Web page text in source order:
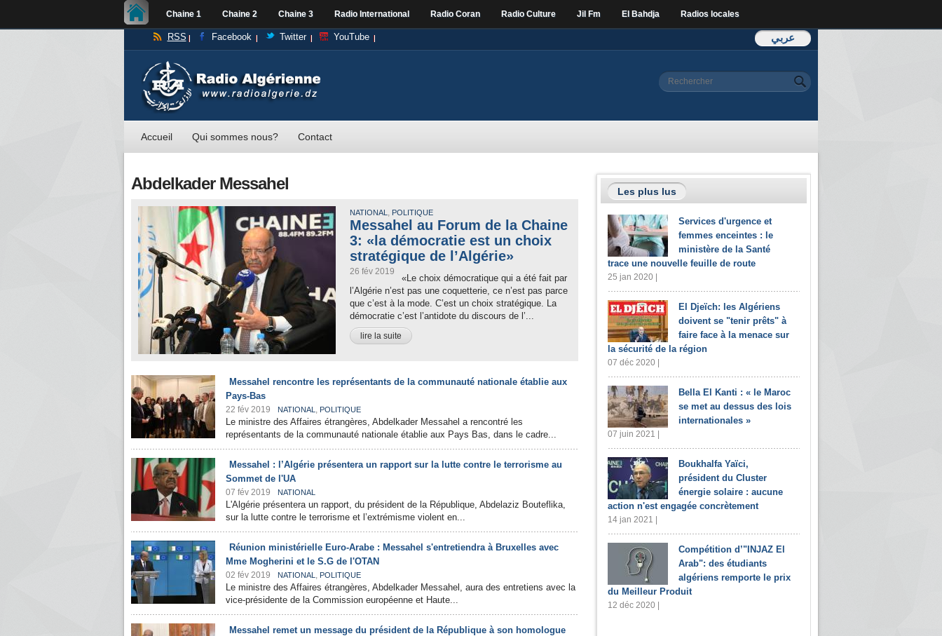
Chaine 1 Chaine 2 Chaine 3 Radio International Radio Coran Radio Culture Jil Fm El Bahdja Radios locales
عربي RSS Facebook Twitter YouTube
Formulaire de
Rechercher
Accueil Qui sommes nous? Contact
Abdelkader Messahel
NATIONAL , POLITIQUE
Messahel au Forum de la Chaine
3: «la démocratie est un choix
stratégique de l’Algérie»
26 fév 2019
«Le choix démocratique qui a été fait par
l’Algérie n’est pas une coquetterie, ce n’est pas parce
que c’est à la mode. C’est un choix stratégique. La
démocratie c’est l’antidote du discours de l’...
lire la suite
Messahel rencontre les représentants de la communauté nationale établie aux
Pays-Bas
22 fév 2019 NATIONAL , POLITIQUE
Le ministre des Affaires étrangères, Abdelkader Messahel a rencontré les
représentants de la communauté nationale établie aux Pays Bas, dans le cadre...
Messahel : l’Algérie présentera un rapport sur la lutte contre le terrorisme au
Sommet de l'UA
07 fév 2019 NATIONAL
L'Algérie présentera un rapport, du président de la République, Abdelaziz Bouteflika,
sur la lutte contre le terrorisme et l’extrémisme violent en...
Réunion ministérielle Euro-Arabe : Messahel s'entretiendra à Bruxelles avec
Mme Mogherini et le S.G de l'OTAN
02 fév 2019 NATIONAL , POLITIQUE
Le ministre des Affaires étrangères, Abdelkader Messahel, aura des entretiens avec la
vice-présidente de la Commission européenne et Haute...
Messahel remet un message du président de la République à son homologue
Les plus lus
Services d'urgence et
femmes enceintes : le
ministère de la Santé
trace une nouvelle feuille de route
25 jan 2020 |
El Djeïch: les Algériens
doivent se "tenir prêts" à
faire face à la menace sur
la sécurité de la région
07 déc 2020 |
Bella El Kanti : « le Maroc
se met au dessus des lois
internationales »
07 juin 2021 |
Boukhalfa Yaïci,
président du Cluster
énergie solaire : aucune
action n'est engagée concrètement
14 jan 2021 |
Compétition d’"INJAZ El
Arab": des étudiants
algériens remporte le prix
du Meilleur Produit
12 déc 2020 |